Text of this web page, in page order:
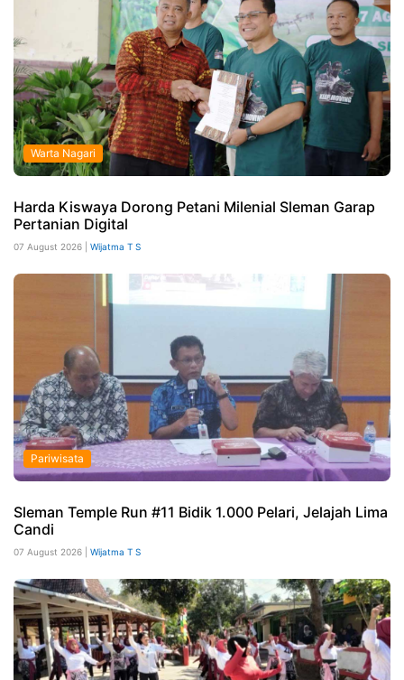
Warta Nagari
Harda Kiswaya Dorong Petani Milenial Sleman Garap
Pertanian Digital
07 August 2026 | Wijatma T S
Pariwisata
Sleman Temple Run #11 Bidik 1.000 Pelari, Jelajah Lima
Candi
07 August 2026 | Wijatma T S